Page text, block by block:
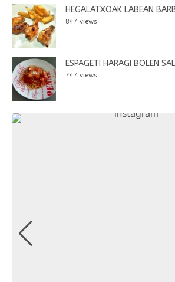
HEGALATXOAK LABEAN
847 views
ESPAGETI HARAGI BOLEN
747 views